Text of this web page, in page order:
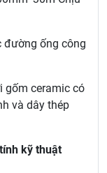
ống công
gốm ceramic có
và dây thép
kỹ thuật